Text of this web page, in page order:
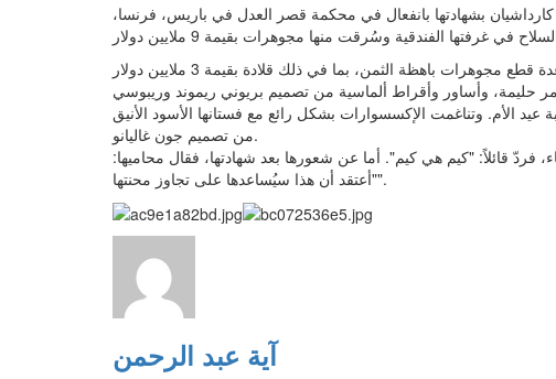
بشهادتها بانفعال في محكمة قصر العدل في باريس، فرنسا،
بدت كيم وكأنها تريد توجيه رسالة في المحكمة، حيث ارتدت عدة قطع مجوهرات باهظة الثمن، بما في ذلك قلادة بقيمة 3 ملايين دولار
عيد الأم. وتناغمت الإكسسوارات بشكل رائع مع فستانها الأسود الأنيق
من تصميم جون غاليانو.
قائلاً: "كيم هي كيم". أما عن شعورها بعد شهادتها، فقال محاميها:
"أعتقد أن هذا سيُساعدها على تجاوز محنتها".
آية عبد الرحمن